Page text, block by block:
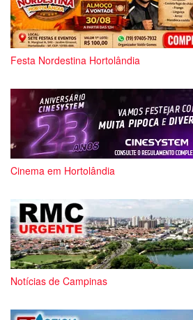
Festa Nordestina Hortolândia
Cinema em Hortolândia
Notícias de Campinas